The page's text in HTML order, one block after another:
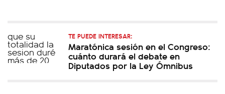
TE PUEDE INTERESAR:
Maratónica sesión en el Congreso:
cuánto durará el debate en
Diputados por la Ley Ómnibus